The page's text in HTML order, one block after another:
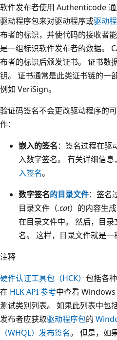
软件发布者使用 Authenticode
驱动程序包来对驱动程序或驱动
布者的标识，并使代码的接收者
是一组标识软件发布者的数据。
布者的标识后颁发证书。 证书数
钥。 证书通常是此类证书链的一
例如 VeriSign。
验证码签名不会更改驱动程序的
作：
嵌入的签名：签名过程在驱
入数字签名。 有关详细信息
入签名。
数字签名的目录文件：签名
目录文件（.cat）的内容生
在目录文件中。 然后，目
名。 这样，目录文件就是一
注释
硬件认证工具包（HCK） 包括各
在 HLK API 参考中查看
测试类别列表。 如果此列表中包
发布者应获取驱动程序包的
（WHQL）发布签名。 但是，如